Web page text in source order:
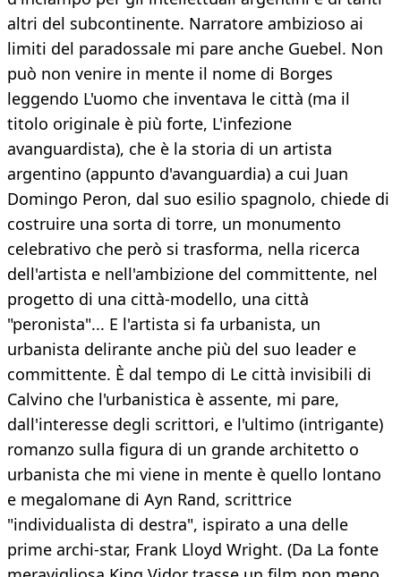
altri del subcontinente. Narratore ambizioso ai
limiti del paradossale mi pare anche Guebel. Non
può non venire in mente il nome di Borges
leggendo L'uomo che inventava le città (ma il
titolo originale è più forte, L'infezione
avanguardista), che è la storia di un artista
argentino (appunto d'avanguardia) a cui Juan
Domingo Peron, dal suo esilio spagnolo, chiede di
costruire una sorta di torre, un monumento
celebrativo che però si trasforma, nella ricerca
dell'artista e nell'ambizione del committente, nel
progetto di una città-modello, una città
"peronista"... E l'artista si fa urbanista, un
urbanista delirante anche più del suo leader e
committente. È dal tempo di Le città invisibili di
Calvino che l'urbanistica è assente, mi pare,
dall'interesse degli scrittori, e l'ultimo (intrigante)
romanzo sulla figura di un grande architetto o
urbanista che mi viene in mente è quello lontano
e megalomane di Ayn Rand, scrittrice
"individualista di destra", ispirato a una delle
prime archi-star, Frank Lloyd Wright. (Da La fonte